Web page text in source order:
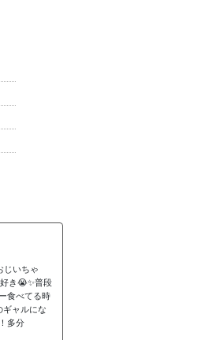
じいちゃ
き😭✨️普段
食べてる時
ャルにな
多分